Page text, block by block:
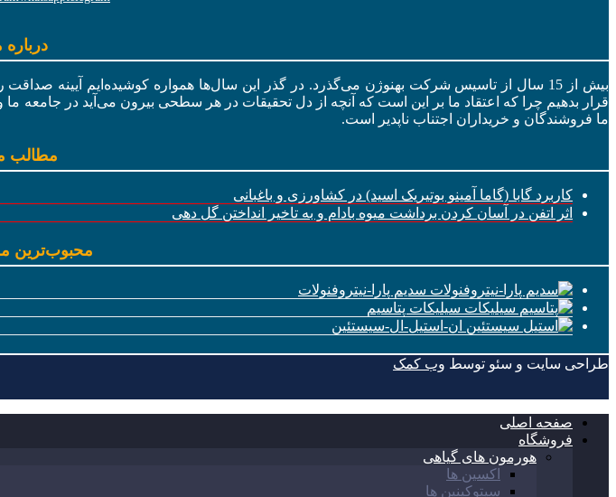
درباره
بیش از 15 سال از تاسیس شرکت بهنوژن می‌گذرد. در گذر این سال‌ها همواره کوشیده‌ایم آیینه
قرار بدهیم چرا که اعتقاد ما بر این است که آنچه از دل تحقیقات در هر سطحی بیرون می‌آید در جامعه
ما فروشندگان و خریداران اجتناب ناپدیر است.
مطالب
کاربرد گابا (گاما آمینو بوتیریک اسید) در کشاورزی و باغبانی
اثر اتفن در آسان کردن برداشت میوه بادام و به تاخیر انداختن گل دهی
محبوب‌ترین
سدیم پارا-نیتروفنولات
سیلیکات پتاسیم
ان-استیل-ال-سیستئین
طراحی سایت و سئو توسط وب کمک
صفحه اصلی
فروشگاه
هورمون های گیاهی
اکسین ها
سیتوکینین ها